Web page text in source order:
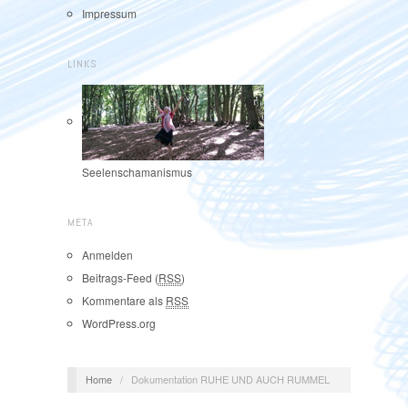
Impressum
LINKS
Seelenschamanismus
META
Anmelden
Beitrags-Feed (RSS)
Kommentare als RSS
WordPress.org
Home / Dokumentation RUHE UND AUCH RUMMEL